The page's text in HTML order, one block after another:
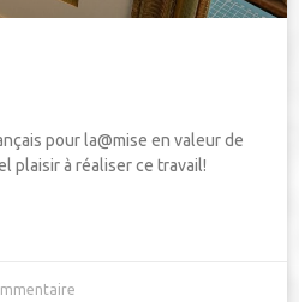
pour la@mise en valeur de
plaisir à réaliser ce travail!